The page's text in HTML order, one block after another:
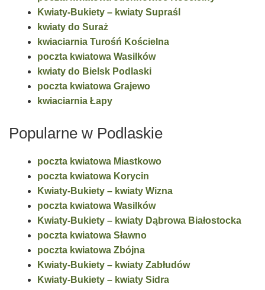
Kwiaty-Bukiety – kwiaty Supraśl
kwiaty do Suraż
kwiaciarnia Turośń Kościelna
poczta kwiatowa Wasilków
kwiaty do Bielsk Podlaski
poczta kwiatowa Grajewo
kwiaciarnia Łapy
Popularne w Podlaskie
poczta kwiatowa Miastkowo
poczta kwiatowa Korycin
Kwiaty-Bukiety – kwiaty Wizna
poczta kwiatowa Wasilków
Kwiaty-Bukiety – kwiaty Dąbrowa Białostocka
poczta kwiatowa Sławno
poczta kwiatowa Zbójna
Kwiaty-Bukiety – kwiaty Zabłudów
Kwiaty-Bukiety – kwiaty Sidra